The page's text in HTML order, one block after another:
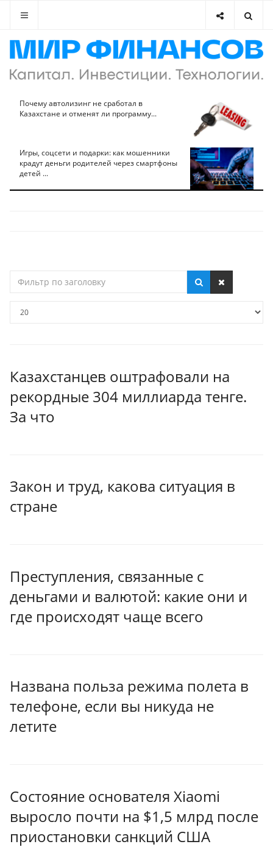
Почему автолизинг не сработал в
Казахстане и отменят ли программу...
Игры, соцсети и подарки: как мошенники
крадут деньги родителей через смартфоны
детей ...
по
Казахстанцев оштрафовали на
рекордные 304 миллиарда тенге.
За что
Закон и труд, какова ситуация в
стране
Преступления, связанные с
деньгами и валютой: какие они и
где происходят чаще всего
Названа польза режима полета в
телефоне, если вы никуда не
летите
Состояние основателя Xiaomi
выросло почти на $1,5 млрд после
приостановки санкций США